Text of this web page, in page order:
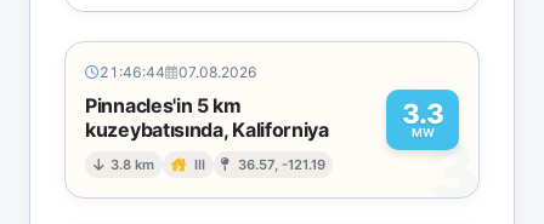
21:46:44 07.08.2026
Pinnacles'in 5 km
kuzeybatısında, Kaliforniya
3.8 km III 36.57, -121.19
3.3
MW
3